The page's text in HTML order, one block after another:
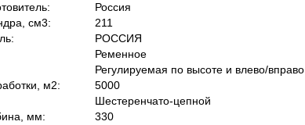
Россия
см3:
211
РОССИЯ
Ременное
Регулируемая по высоте и влево/вправо
м2:
5000
Шестеренчато-цепной
мм:
330